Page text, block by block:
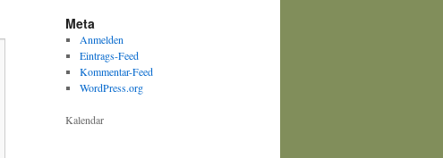
Meta
Anmelden
Eintrags-Feed
Kommentar-Feed
WordPress.org
Kalendar